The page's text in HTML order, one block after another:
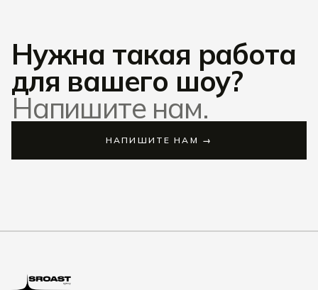
Нужна такая работа
для вашего шоу?
Напишите нам.
НАПИШИТЕ НАМ →